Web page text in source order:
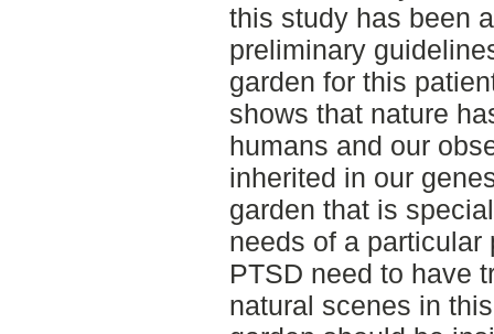
this study has been
preliminary
garden for this
shows that nature
humans and our
inherited in our
garden that is
needs of a particular
PTSD need to have
natural scenes in